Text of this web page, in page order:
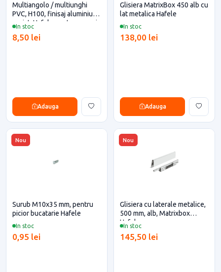
In stoc
Multiangolo / multiunghi
PVC, H100, finisaj aluminiu
periat, Hafele pentru casa si
8,50 lei
Adauga
In stoc
Glisiera MatrixBox 450 alb cu
lat metalica Hafele
138,00 lei
Adauga
Nou
In stoc
Surub M10x35 mm, pentru
picior bucatarie Hafele
0,95 lei
Nou
In stoc
Glisiera cu laterale metalice,
500 mm, alb, Matrixbox
Hafele
145,50 lei